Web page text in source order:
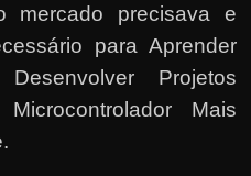
mercado precisava e
para Aprender
Projetos
Mais